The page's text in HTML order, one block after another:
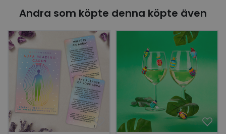
Andra som köpte denna köpte även